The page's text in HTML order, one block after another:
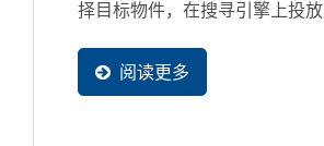
择目标物件，在搜寻引擎上投
而增加更多人潮来浏览网站。
阅读更多